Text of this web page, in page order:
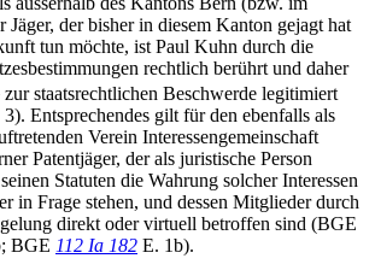
der bisher in diesem Kanton gejagt hat
tun möchte, ist Paul Kuhn durch die
rechtlich berührt und daher
zur staatsrechtlichen Beschwerde legitimiert
3). Entsprechendes gilt für den ebenfalls als
Verein Interessengemeinschaft
Patentjäger, der als juristische Person
Statuten die Wahrung solcher Interessen
in Frage stehen, und dessen Mitglieder durch
direkt oder virtuell betroffen sind (BGE
BGE 112 Ia 182 E. 1b).